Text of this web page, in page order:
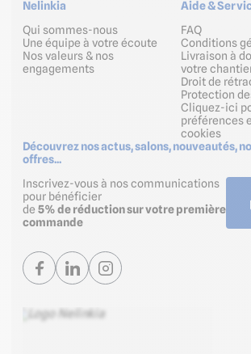
Nelinkia
Qui sommes-nous
Une équipe à votre écoute
Nos valeurs & nos
engagements
Aide &
FAQ
Conditions
Livraison à
votre
Droit de
Protection
Cliquez-ici
préférences
cookies
Découvrez nos actus, salons, nouveautés,
offres...
Inscrivez-vous à nos communications
pour bénéficier
de 5% de réduction sur votre première
commande